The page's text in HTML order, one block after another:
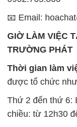
📧 Email:
GIỜ LÀM VIỆC
TRƯỜNG PHÁT
Thời gian làm
được tổ chức
Thứ 2 đến thứ 6:
chiều: từ 12h30